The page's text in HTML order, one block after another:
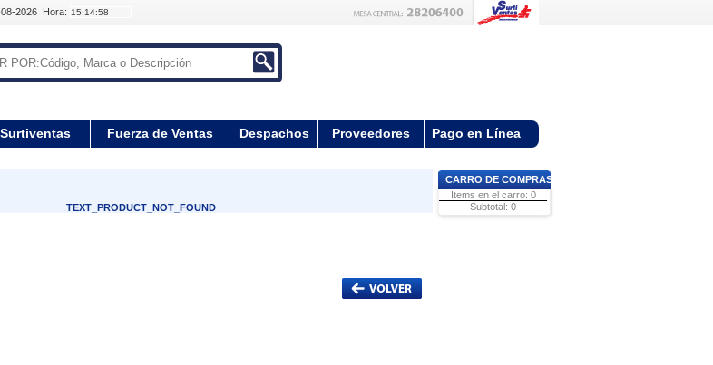
2026 Hora:
Fuerza de Ventas Despachos Proveedores Pago en Línea
TEXT_PRODUCT_NOT_FOUND
CARRO DE COMPRAS
Items en el carro: 0
Subtotal: 0